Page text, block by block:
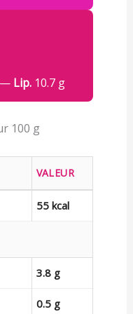
— Lip.10.7 g
100 g
VALEUR
55 kcal
3.8 g
0.5 g